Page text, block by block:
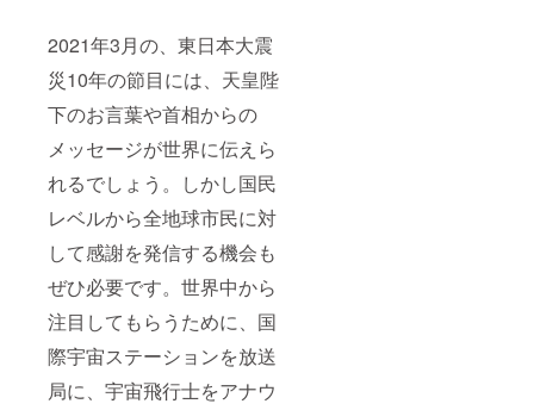
2021年3月の、東日本大震
災10年の節目には、天皇陛
下のお言葉や首相からの
メッセージが世界に伝えら
れるでしょう。しかし国民
レベルから全地球市民に対
して感謝を発信する機会も
ぜひ必要です。世界中から
注目してもらうために、国
際宇宙ステーションを放送
局に、宇宙飛行士をアナウ